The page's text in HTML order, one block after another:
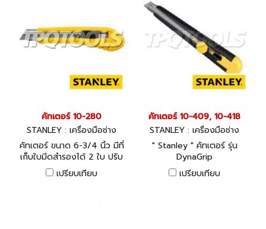
คัทเตอร์ 10-280
STANLEY : เครื่องมือช่าง
คัทเตอร์ ขนาด 6-3/4 นิ้ว มีที่
เก็บใบมีดสำรองได้ 2 ใบ ปรับ
ระยะใบมีดได้ง่าย
เปรียบเทียบ
คัทเตอร์ 10-409, 10-418
STANLEY : เครื่องมือช่าง
" Stanley " คัทเตอร์ รุ่น
DynaGrip
เปรียบเทียบ